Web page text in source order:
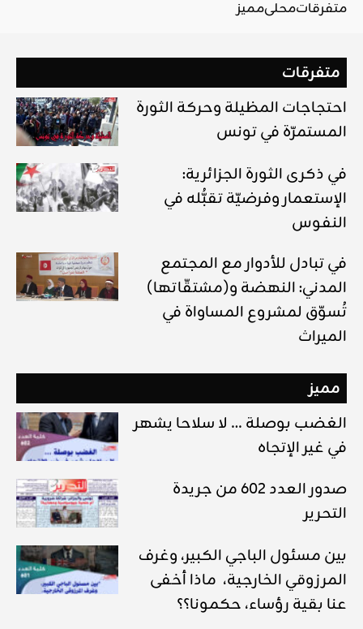
متفرقاتمحليمميز
متفرقات
احتجاجات المظيلة وحركة الثورة
المستمرّة في تونس
في ذكرى الثورة الجزائرية:
الإستعمار وفرضيّة تقبُّله في
النفوس
في تبادل للأدوار مع المجتمع
المدني: النهضة و(مشتقّاتها)
تُسوّق لمشروع المساواة في
الميراث
مميز
الغضب بوصلة … لا سلاحا يشهر
في غير الإتجاه
صدور العدد 602 من جريدة
التحرير
بين مسئول الباجي الكبير، وغرف
المرزوقي الخارجية، ماذا أخفى
عنا بقية رؤساء، حكمونا؟؟